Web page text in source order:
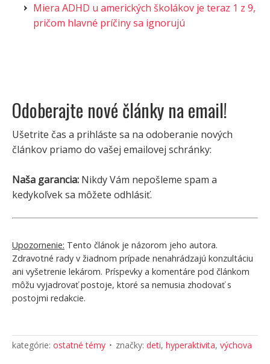
Miera ADHD u amerických školákov je teraz 1 z 9,
pričom hlavné príčiny sa ignorujú
Odoberajte nové články na email!
Ušetrite čas a prihláste sa na odoberanie nových
článkov priamo do vašej emailovej schránky:
Naša garancia: Nikdy Vám nepošleme spam a
kedykoľvek sa môžete odhlásiť.
Upozornenie: Tento článok je názorom jeho autora.
Zdravotné rady v žiadnom prípade nenahrádzajú konzultáciu
ani vyšetrenie lekárom. Príspevky a komentáre pod článkom
môžu vyjadrovať postoje, ktoré sa nemusia zhodovať s
postojmi redakcie.
kategórie: ostatné témy značky: deti, hyperaktivita, výchova